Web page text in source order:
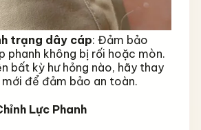
trạng dây cáp: Đảm bảo
phanh không bị rối hoặc mòn.
bất kỳ hư hỏng nào, hãy thay
để đảm bảo an toàn.
Lực Phanh